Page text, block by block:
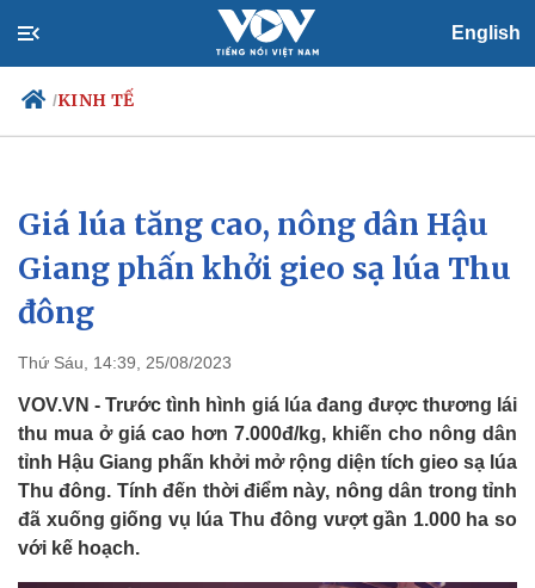
English
/KINH TẾ
Chính trị
Đảng
Tổ chức nhân sự
Quốc hội
Nhận diện sự thật
Xã hội
Tin 24h
Dự báo thời tiết
Giá lúa tăng cao, nông dân Hậu
Giang phấn khởi gieo sạ lúa Thu
đông
Thứ Sáu, 14:39, 25/08/2023
VOV.VN - Trước tình hình giá lúa đang được thương lái
thu mua ở giá cao hơn 7.000đ/kg, khiến cho nông dân
tỉnh Hậu Giang phấn khởi mở rộng diện tích gieo sạ lúa
Thu đông. Tính đến thời điểm này, nông dân trong tỉnh
đã xuống giống vụ lúa Thu đông vượt gần 1.000 ha so
với kế hoạch.